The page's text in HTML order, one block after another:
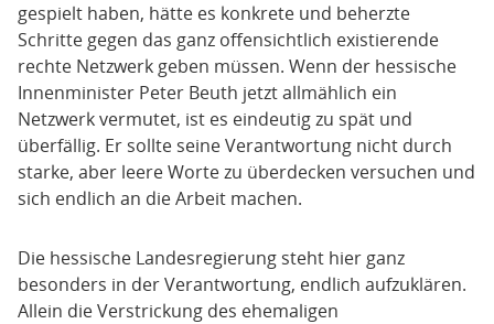
gespielt haben, hätte es konkrete und beherzte
Schritte gegen das ganz offensichtlich existierende
rechte Netzwerk geben müssen. Wenn der hessische
Innenminister Peter Beuth jetzt allmählich ein
Netzwerk vermutet, ist es eindeutig zu spät und
überfällig. Er sollte seine Verantwortung nicht durch
starke, aber leere Worte zu überdecken versuchen und
sich endlich an die Arbeit machen.
Die hessische Landesregierung steht hier ganz
besonders in der Verantwortung, endlich aufzuklären.
Allein die Verstrickung des ehemaligen